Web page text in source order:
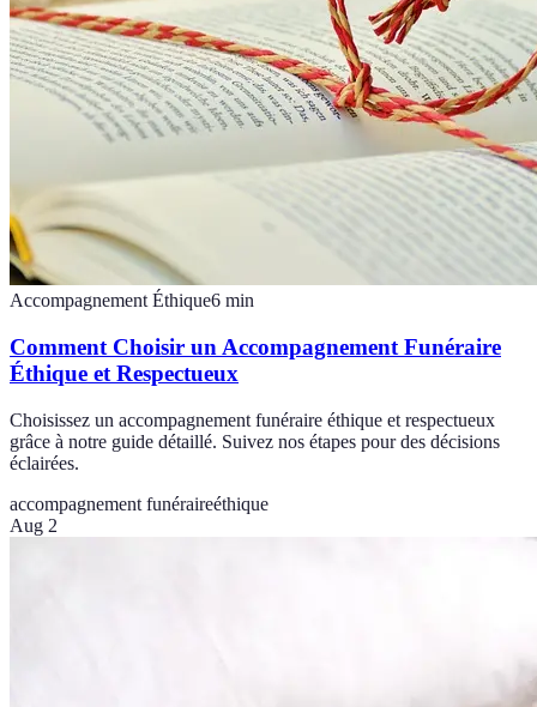
Accompagnement Éthique6 min
Comment Choisir un Accompagnement Funéraire
Éthique et Respectueux
Choisissez un accompagnement funéraire éthique et respectueux
grâce à notre guide détaillé. Suivez nos étapes pour des décisions
éclairées.
accompagnement funéraireéthique
Aug 2